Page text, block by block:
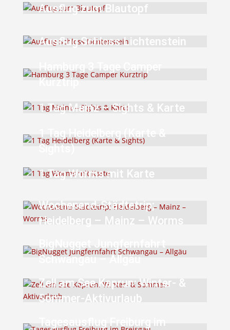
Ausflug zum Blautopf
Ausflug Schloss Lichtenstein
Hamburg 3 Tage Camper
Kurztrip
1 Tag Mainz – Sights & Karte
1 Tag Heidelberg (Karte &
Sights)
1 Tag Worms mit Karte
Wochenend-Städtetrip;
Heidelberg – Mainz – Worms
BigNugget Jungfernfahrt
Schwangau – Allgäu
Zell am See Kaprun: Winter- &
Sommer-Aktivurlaub
Tagesausflug Freiburg im